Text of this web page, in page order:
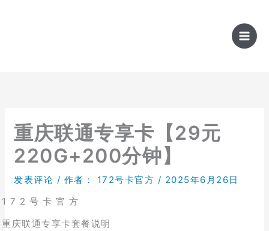
重庆联通专享卡【29元
220G+200分钟】
发表评论 / 作者： 172号卡官方 / 2025年6月26日
1 7 2 号 卡 官 方
重庆联通专享卡套餐说明